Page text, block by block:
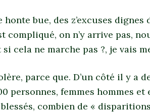
honte bue, des z’excuses
compliqué, on n’y arrive pas,
cela ne marche pas ?, je vais
parce que. D’un côté il y a
personnes, femmes hommes et
combien de «